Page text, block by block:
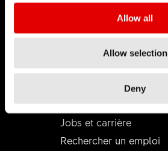
Allow all
Allow selection
Deny
L'entreprise
CARRIÈRE
Jobs et carrière
Rechercher un emploi